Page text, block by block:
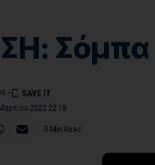
2022 22:18
0 Min Read